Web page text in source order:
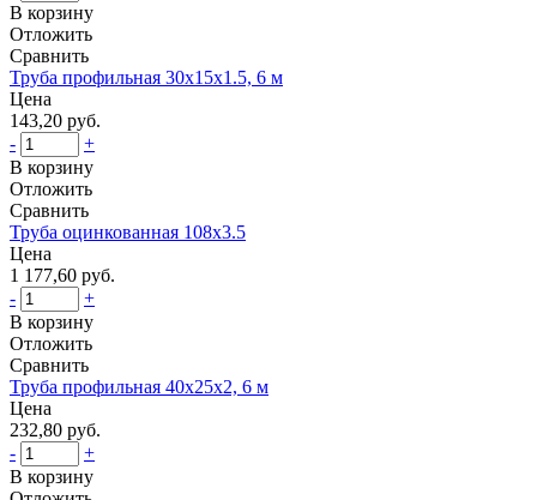
В корзину
Отложить
Сравнить
Труба профильная 30x15x1.5, 6 м
Цена
143,20 руб.
-
+
В корзину
Отложить
Сравнить
Труба оцинкованная 108x3.5
Цена
1 177,60 руб.
-
+
В корзину
Отложить
Сравнить
Труба профильная 40x25x2, 6 м
Цена
232,80 руб.
-
+
В корзину